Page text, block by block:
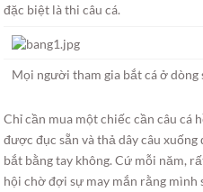
đặc biệt là thi câu cá.
Mọi người tham gia bắt cá ở dòng
Chỉ cần mua một chiếc cần câu cá
được đục sẵn và thả dây câu
bắt bằng tay không. Cứ mỗi năm,
hội chờ đợi sự may mắn rằng